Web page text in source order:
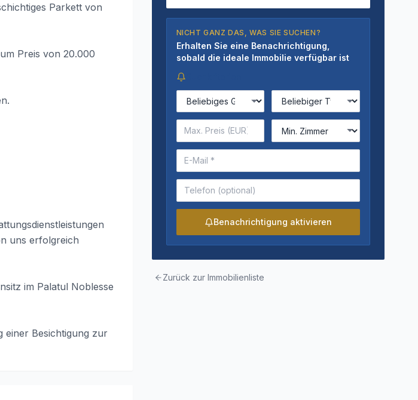
Parkett von
Preis von 20.000
uns erfolgreich
im Palatul Noblesse
einer Besichtigung zur
NICHT GANZ DAS, WAS SIE SUCHEN?
Erhalten Sie eine Benachrichtigung,
sobald die ideale Immobilie verfügbar ist
Benachrichtigung aktivieren
Zurück zur Immobilienliste